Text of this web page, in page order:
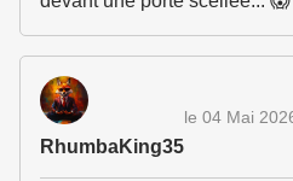
RhumbaKing35
le 04 Mai